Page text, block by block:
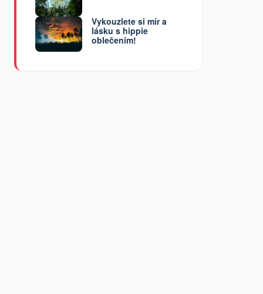
Vykouzlete si mír a
lásku s hippie
oblečením!